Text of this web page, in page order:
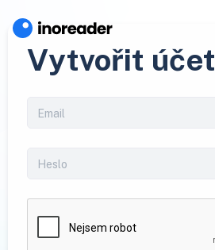
Vytvořit účet